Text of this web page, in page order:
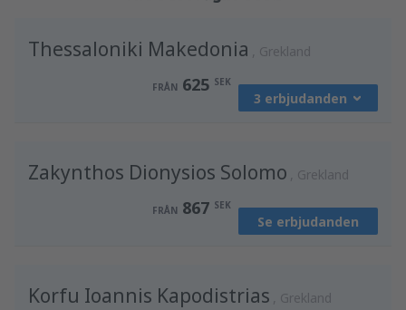
Thessaloniki Makedonia Grekland
FRÅN 625 SEK
3 erbjudanden
FRÅN 812SEK
(GOT)
frånStockholm, Arlanda (ARN)
Zakynthos Dionysios Solomo Grekland
FRÅN 867 SEK
Se erbjudanden
Korfu Ioannis Kapodistrias Grekland